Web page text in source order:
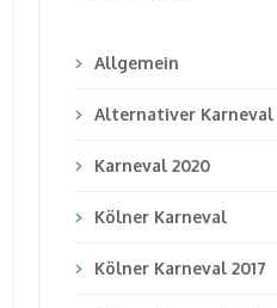
Allgemein
Alternativer Karneval
Karneval 2020
Kölner Karneval
Kölner Karneval 2017